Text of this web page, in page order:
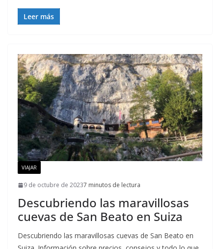
Leer más
VIAJAR
9 de octubre de 20237 minutos de lectura
Descubriendo las maravillosas
cuevas de San Beato en Suiza
Descubriendo las maravillosas cuevas de San Beato en